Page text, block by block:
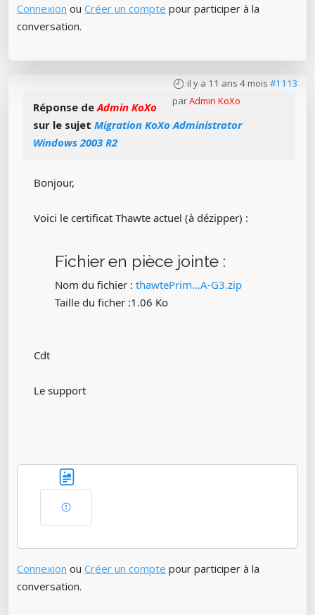
Connexion ou Créer un compte pour participer à la
conversation.
il y a 11 ans 4 mois #1113
parAdmin KoXo
Réponse deAdmin KoXo
sur le sujet Migration KoXo Administrator
Windows 2003 R2
Bonjour,
Voici le certificat Thawte actuel (à dézipper) :
Fichier en pièce jointe :
Nom du fichier : thawtePrim...A-G3.zip
Taille du ficher :1.06 Ko
Cdt
Le support
Connexion ou Créer un compte pour participer à la
conversation.